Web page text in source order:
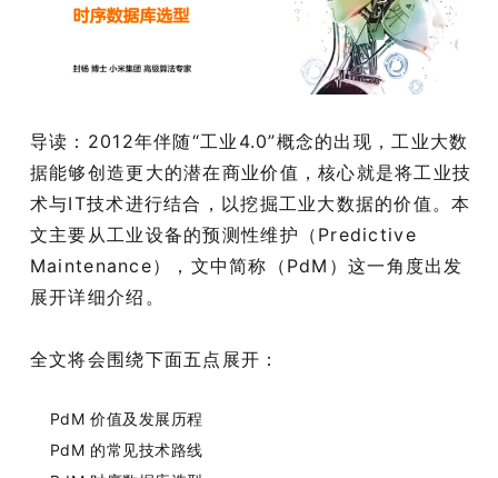
导读：2012年伴随“工业4.0”概念的出现，工业大数
据能够创造更大的潜在商业价值，核心就是将工业技
术与IT技术进行结合，以挖掘工业大数据的价值。本
文主要从工业设备的预测性维护（Predictive
Maintenance），文中简称（PdM）这一角度出发
展开详细介绍。
全文将会围绕下面五点展开：
PdM 价值及发展历程
PdM 的常见技术路线